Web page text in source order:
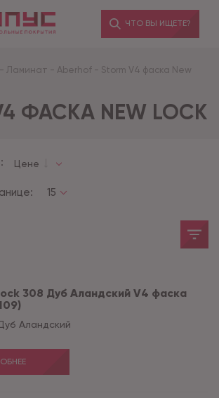
ЧТО ВЫ ИЩЕТЕ?
- Ламинат - Aberhof - Storm V4 фаска New
ФАСКА NEW LOCK
Цене
15
308 Дуб Аландский V4 фаска
Аландский